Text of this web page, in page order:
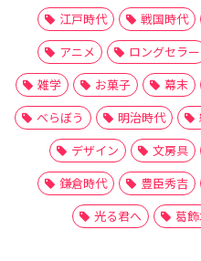
江戸時代 戦国時代
アニメ
ロングセラー
雑学
お菓子 幕末
べらぼう
明治時代
デザイン
文房具
鎌倉時代
豊臣秀吉
光る君へ
葛